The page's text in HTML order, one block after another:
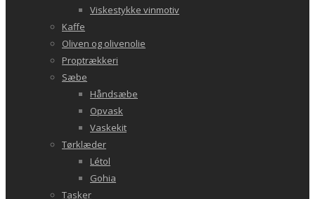
Viskestykke vinmotiv
Kaffe
Oliven og olivenolie
Proptrækkeri
Sæbe
Håndsæbe
Opvask
Vaskekit
Tørklæder
Létol
Gohia
Tasker